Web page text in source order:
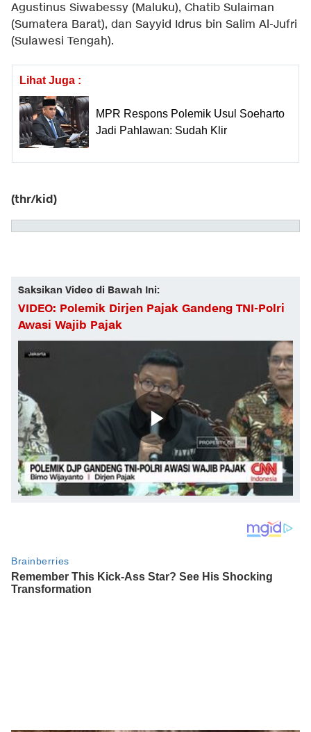
Agustinus Siwabessy (Maluku), Chatib Sulaiman
(Sumatera Barat), dan Sayyid Idrus bin Salim Al-Jufri
(Sulawesi Tengah).
Lihat Juga :
MPR Respons Polemik Usul Soeharto
Jadi Pahlawan: Sudah Klir
(thr/kid)
Saksikan Video di Bawah Ini:
VIDEO: Polemik Dirjen Pajak Gandeng TNI-Polri
Awasi Wajib Pajak